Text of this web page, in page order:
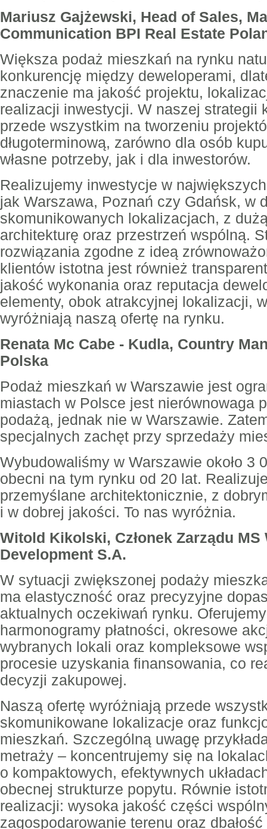
Mariusz Gajżewski, Head of Sales,
Communication BPI Real Estate
Większa podaż mieszkań na rynku
konkurencję między deweloperami,
znaczenie ma jakość projektu,
realizacji inwestycji. W naszej strategii
przede wszystkim na tworzeniu
długoterminową, zarówno dla osób
własne potrzeby, jak i dla inwestorów.
Realizujemy inwestycje w
jak Warszawa, Poznań czy Gdańsk, w
skomunikowanych lokalizacjach, z
architekturę oraz przestrzeń wspólną.
rozwiązania zgodne z ideą
klientów istotna jest również
jakość wykonania oraz reputacja
elementy, obok atrakcyjnej lokalizacji,
wyróżniają naszą ofertę na rynku.
Renata Mc Cabe - Kudla, Country
Polska
Podaż mieszkań w Warszawie jest
miastach w Polsce jest nierównowaga
podażą, jednak nie w Warszawie.
specjalnych zachęt przy sprzedaży
Wybudowaliśmy w Warszawie około 3
obecni na tym rynku od 20 lat.
przemyślane architektonicznie, z
i w dobrej jakości. To nas wyróżnia.
Witold Kikolski, Członek Zarządu MS
Development S.A.
W sytuacji zwiększonej podaży
ma elastyczność oraz precyzyjne
aktualnych oczekiwań rynku.
harmonogramy płatności, okresowe
wybranych lokali oraz kompleksowe
procesie uzyskania finansowania, co
decyzji zakupowej.
Naszą ofertę wyróżniają przede
skomunikowane lokalizacje oraz
mieszkań. Szczególną uwagę
metraży – koncentrujemy się na
o kompaktowych, efektywnych
obecnej strukturze popytu. Równie
realizacji: wysoka jakość części
zagospodarowanie terenu oraz